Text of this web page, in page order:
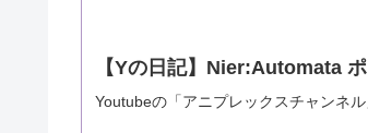
【Yの日記】Nier:Automata
Youtubeの「アニプレックスチャンネ